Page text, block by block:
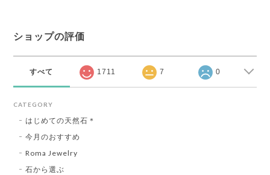
ショップの評価
すべて 1711 7 0
CATEGORY
はじめての天然石＊
今月のおすすめ
Roma Jewelry
石から選ぶ